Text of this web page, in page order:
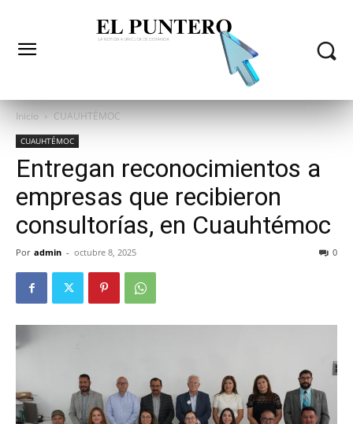
Inicio CUAUHTÉMOC
CUAUHTÉMOC
Entregan reconocimientos a
empresas que recibieron
consultorías, en Cuauhtémoc
Por admin - octubre 8, 2025 0